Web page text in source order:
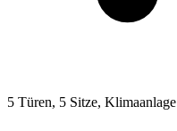
5 Türen, 5 Sitze, Klimaanlage